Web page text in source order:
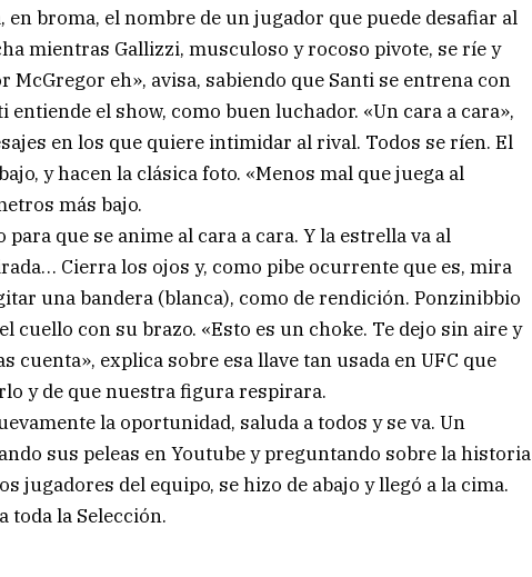
broma, el nombre de un jugador que puede desafiar al
mientras Gallizzi, musculoso y rocoso pivote, se ríe y
McGregor eh», avisa, sabiendo que Santi se entrena con
el show, como buen luchador. «Un cara a cara»,
en los que quiere intimidar al rival. Todos se ríen. El
y hacen la clásica foto. «Menos mal que juega al
más bajo.
que se anime al cara a cara. Y la estrella va al
Cierra los ojos y, como pibe ocurrente que es, mira
una bandera (blanca), como de rendición. Ponzinibbio
cuello con su brazo. «Esto es un choke. Te dejo sin aire y
cuenta», explica sobre esa llave tan usada en UFC que
y de que nuestra figura respirara.
la oportunidad, saluda a todos y se va. Un
sus peleas en Youtube y preguntando sobre la historia
jugadores del equipo, se hizo de abajo y llegó a la cima.
toda la Selección.